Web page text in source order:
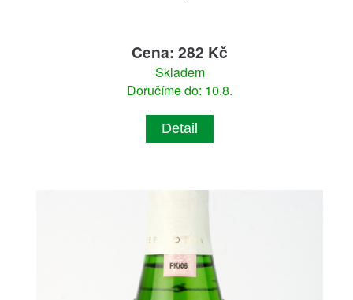
Cena: 282 Kč
Skladem
Doručíme do: 10.8.
Detail